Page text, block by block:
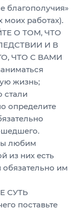
благополучия»
моих работах).
О ТОМ, ЧТО
И В
ЧТО С ВАМИ
жизнь;
стали
определите
любим
из них есть
обязательно им
СУТЬ
поставьте